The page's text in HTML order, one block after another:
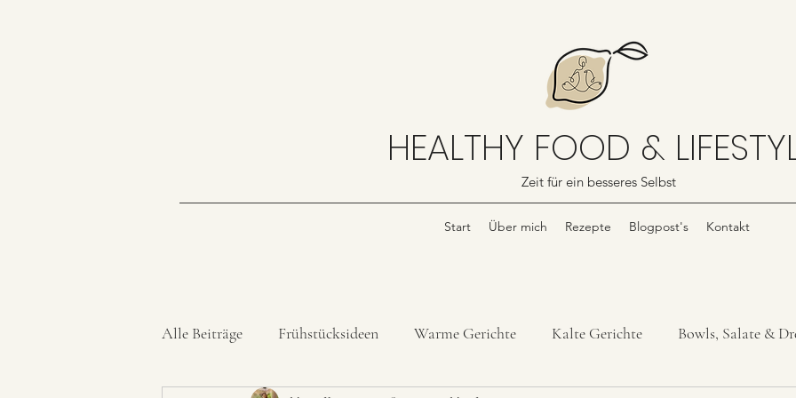
HEALTHY FOOD &
Zeit für ein besseres Selbst
Start Über mich Rezepte Blogpost's Kontakt
Alle Beiträge Frühstücksideen Warme Gerichte Kalte Gerichte Bowls, Salate &